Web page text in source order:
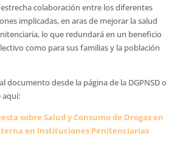
colaboración entre los diferentes
implicadas, en aras de mejorar la salud
lo que redundará en un beneficio
como para sus familias y la población
documento desde la página de la DGPNSD o
aquí:
sobre Salud y Consumo de Drogas en
en Instituciones Penitenciarias